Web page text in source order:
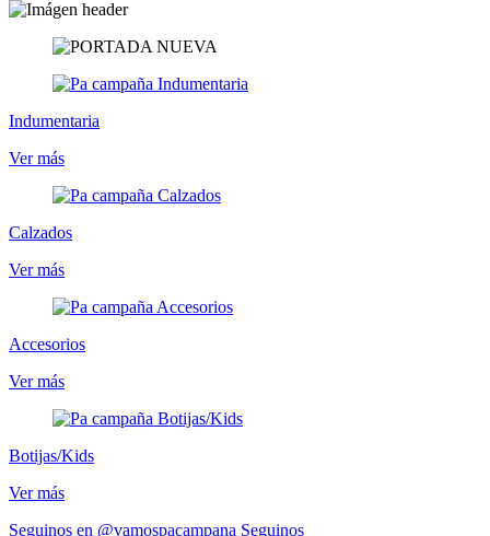
Indumentaria
Ver más
Calzados
Ver más
Accesorios
Ver más
Botijas/Kids
Ver más
Seguinos en @vamospacampana Seguinos